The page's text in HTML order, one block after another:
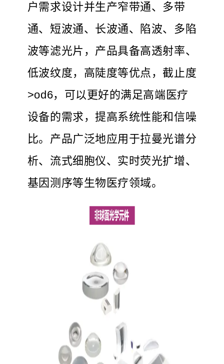
户需求设计并生产窄带通、多带
通、短波通、长波通、陷波、多陷
波等滤光片，产品具备高透射率、
低波纹度，高陡度等优点，截止度
>od6，可以更好的满足高端医疗
设备的需求，提高系统性能和信噪
比。产品广泛地应用于拉曼光谱分
析、流式细胞仪、实时荧光扩增、
基因测序等生物医疗领域。